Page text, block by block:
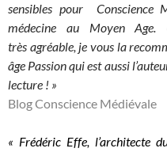
sensibles pour Conscience
médecine au Moyen
très agréable, je vous la
âge Passion qui est aussi
lecture ! »
Blog Conscience Médiévale
« Frédéric Effe, l’architecte